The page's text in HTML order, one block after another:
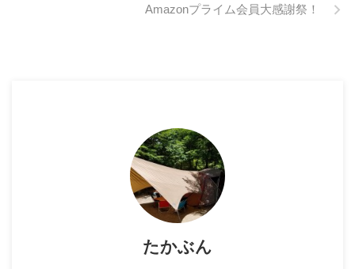
Amazonプライム会員大感謝祭！
たかぶん